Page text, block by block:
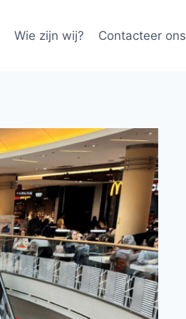
Wie zijn wij? Contacteer ons